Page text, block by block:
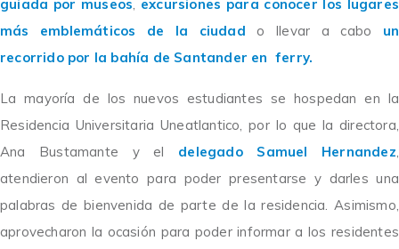
guiada por museos, excursiones para conocer los lugares
más emblemáticos de la ciudad o llevar a cabo un
recorrido por la bahía de Santander en ferry.
La mayoría de los nuevos estudiantes se hospedan en la
Residencia Universitaria Uneatlantico, por lo que la directora,
Ana Bustamante y el delegado Samuel Hernandez,
atendieron al evento para poder presentarse y darles una
palabras de bienvenida de parte de la residencia. Asimismo,
aprovecharon la ocasión para poder informar a los residentes